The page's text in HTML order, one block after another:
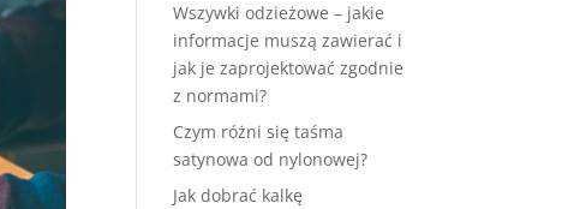
Wszywki odzieżowe – jakie
informacje muszą zawierać i
jak je zaprojektować zgodnie
z normami?
Czym różni się taśma
satynowa od nylonowej?
Jak dobrać kalkę